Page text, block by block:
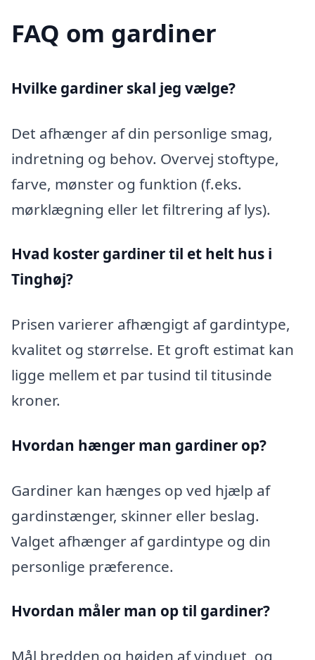
FAQ om gardiner
Hvilke gardiner skal jeg vælge?
Det afhænger af din personlige smag,
indretning og behov. Overvej stoftype,
farve, mønster og funktion (f.eks.
mørklægning eller let filtrering af lys).
Hvad koster gardiner til et helt hus i
Tinghøj?
Prisen varierer afhængigt af gardintype,
kvalitet og størrelse. Et groft estimat kan
ligge mellem et par tusind til titusinde
kroner.
Hvordan hænger man gardiner op?
Gardiner kan hænges op ved hjælp af
gardinstænger, skinner eller beslag.
Valget afhænger af gardintype og din
personlige præference.
Hvordan måler man op til gardiner?
Mål bredden og højden af vinduet, og